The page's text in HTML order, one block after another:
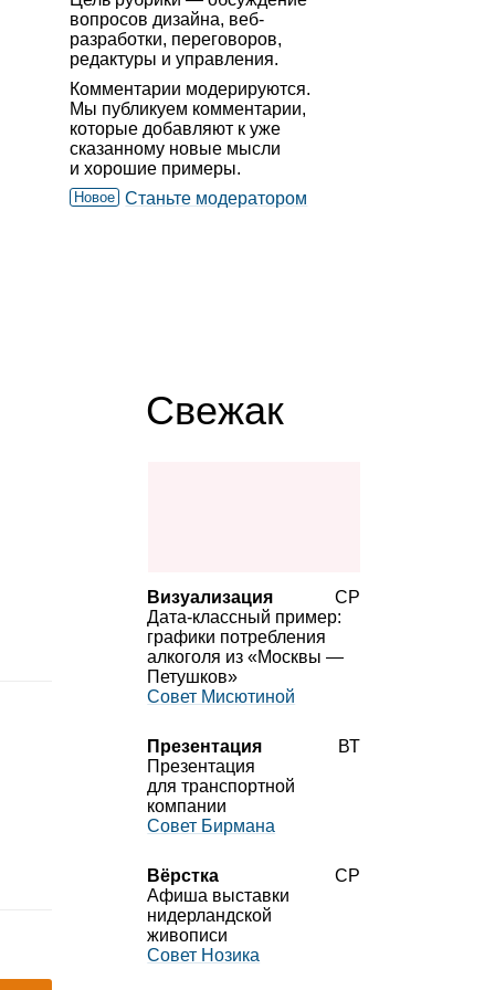
вопросов дизайна, веб-
разработки, переговоров,
редактуры и управления.
Комментарии модерируются.
Мы публикуем комментарии,
которые добавляют к уже
сказанному новые мысли
и хорошие примеры.
Новое Станьте модератором
Свежак
Визуализация
Дата‑классный пример:
графики потребления
алкоголя из «Москвы —
Петушков»
Совет Мисютиной
СР
Презентация
Презентация
для транспортной
компании
Совет Бирмана
ВТ
Вёрстка
Афиша выставки
нидерландской
живописи
Совет Нозика
СР